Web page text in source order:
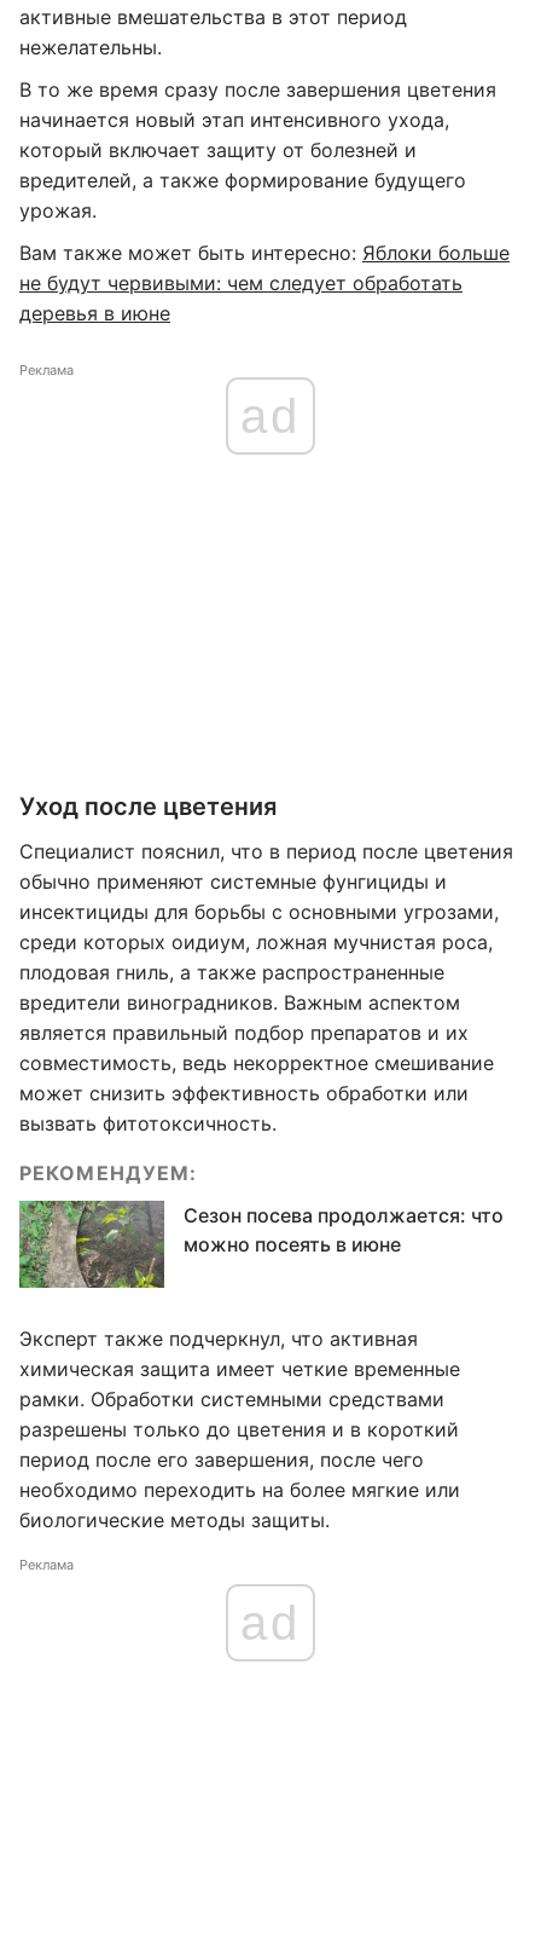
активные вмешательства в этот период
нежелательны.
В то же время сразу после завершения цветения
начинается новый этап интенсивного ухода,
который включает защиту от болезней и
вредителей, а также формирование будущего
урожая.
Вам также может быть интересно: Яблоки больше
не будут червивыми: чем следует обработать
деревья в июне
Реклама
ad
Уход после цветения
Специалист пояснил, что в период после цветения
обычно применяют системные фунгициды и
инсектициды для борьбы с основными угрозами,
среди которых оидиум, ложная мучнистая роса,
плодовая гниль, а также распространенные
вредители виноградников. Важным аспектом
является правильный подбор препаратов и их
совместимость, ведь некорректное смешивание
может снизить эффективность обработки или
вызвать фитотоксичность.
РЕКОМЕНДУЕМ:
Сезон посева продолжается: что
можно посеять в июне
Эксперт также подчеркнул, что активная
химическая защита имеет четкие временные
рамки. Обработки системными средствами
разрешены только до цветения и в короткий
период после его завершения, после чего
необходимо переходить на более мягкие или
биологические методы защиты.
Реклама
ad